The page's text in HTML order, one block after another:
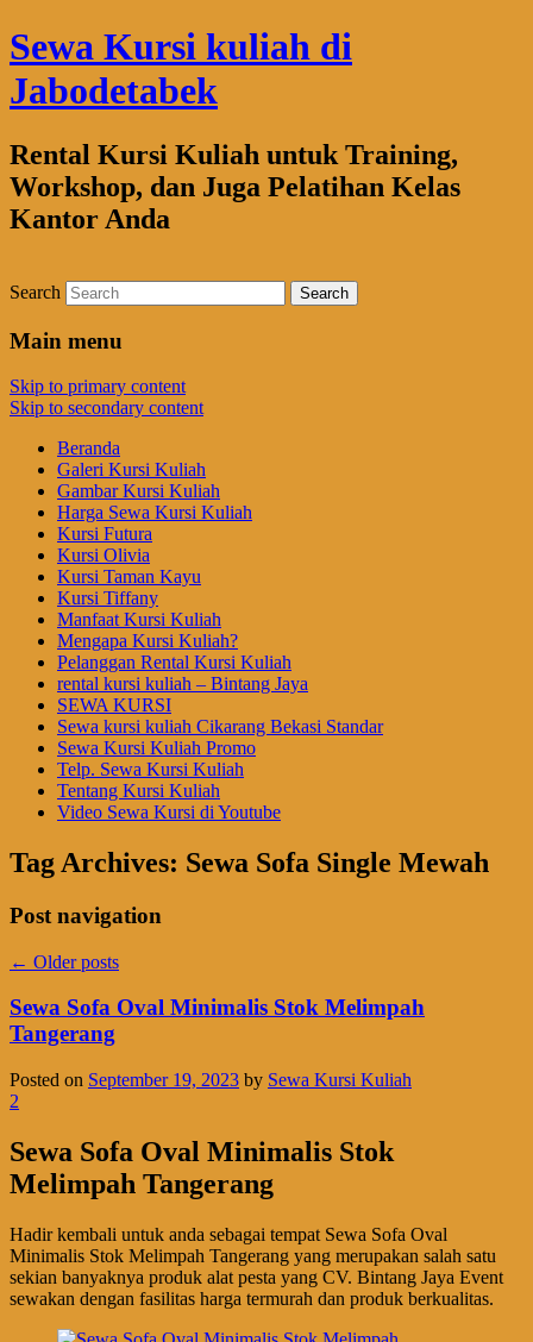
Sewa Kursi kuliah di
Jabodetabek
Rental Kursi Kuliah untuk Training,
Workshop, dan Juga Pelatihan Kelas
Kantor Anda
Search
Main menu
Skip to primary content
Skip to secondary content
Beranda
Galeri Kursi Kuliah
Gambar Kursi Kuliah
Harga Sewa Kursi Kuliah
Kursi Futura
Kursi Olivia
Kursi Taman Kayu
Kursi Tiffany
Manfaat Kursi Kuliah
Mengapa Kursi Kuliah?
Pelanggan Rental Kursi Kuliah
rental kursi kuliah – Bintang Jaya
SEWA KURSI
Sewa kursi kuliah Cikarang Bekasi Standar
Sewa Kursi Kuliah Promo
Telp. Sewa Kursi Kuliah
Tentang Kursi Kuliah
Video Sewa Kursi di Youtube
Tag Archives: Sewa Sofa Single Mewah
Post navigation
← Older posts
Sewa Sofa Oval Minimalis Stok Melimpah
Tangerang
Posted on September 19, 2023 by Sewa Kursi Kuliah
2
Sewa Sofa Oval Minimalis Stok
Melimpah Tangerang
Hadir kembali untuk anda sebagai tempat Sewa Sofa Oval
Minimalis Stok Melimpah Tangerang yang merupakan salah satu
sekian banyaknya produk alat pesta yang CV. Bintang Jaya Event
sewakan dengan fasilitas harga termurah dan produk berkualitas.